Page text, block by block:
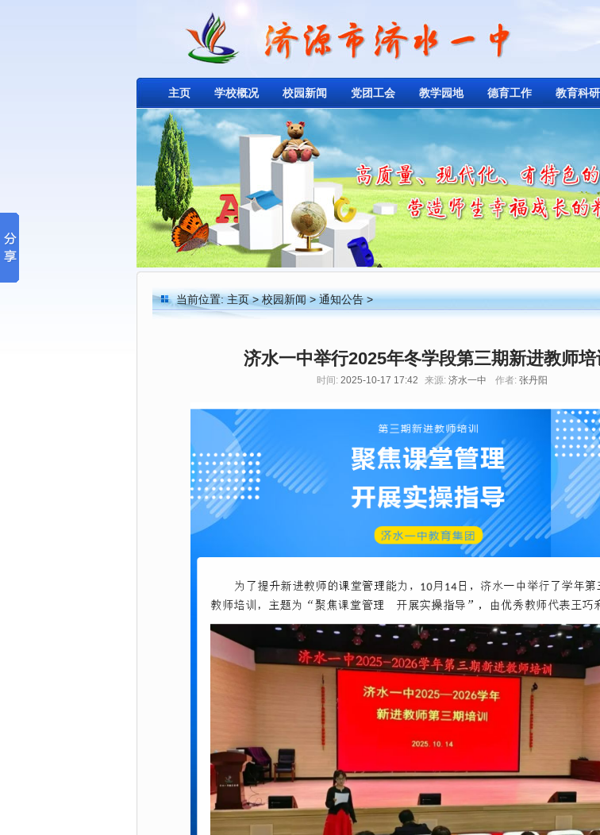
主页 学校概况 校园新闻 党团工会 教学园地 德育工作 教育科研
当前位置:主页>校园新闻>通知公告>
济水一中举行2025年冬学段第三期新进教师培
时间: 2025-10-17 17:42 来源: 济水一中 作者: 张丹阳